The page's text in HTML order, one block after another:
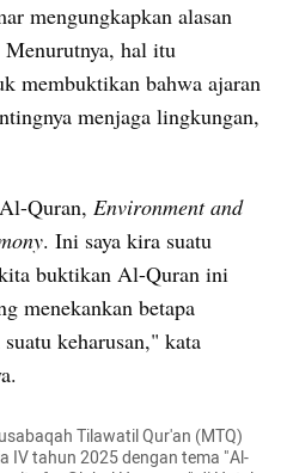
mengungkapkan alasan
hal itu
membuktikan bahwa ajaran
menjaga lingkungan,
Quran, Environment and
. Ini saya kira suatu
buktikan Al-Quran ini
menekankan betapa
keharusan," kata
Tilawatil Qur'an (MTQ)
IV tahun 2025 dengan tema "Al-